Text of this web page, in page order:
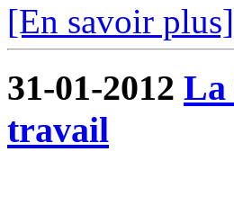
[En savoir plus]
31-01-2012 La
travail